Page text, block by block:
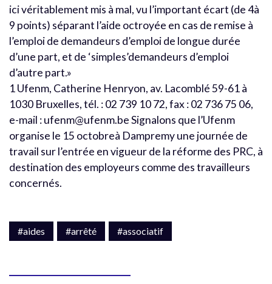
ici véritablement mis à mal, vu l’important écart (de 4à
9 points) séparant l’aide octroyée en cas de remise à
l’emploi de demandeurs d’emploi de longue durée
d’une part, et de ‘simples’demandeurs d’emploi
d’autre part.»
1 Ufenm, Catherine Henryon, av. Lacomblé 59-61 à
1030 Bruxelles, tél. : 02 739 10 72, fax : 02 736 75 06,
e-mail : ufenm@ufenm.be Signalons que l’Ufenm
organise le 15 octobreà Dampremy une journée de
travail sur l’entrée en vigueur de la réforme des PRC, à
destination des employeurs comme des travailleurs
concernés.
#aides #arrêté #associatif